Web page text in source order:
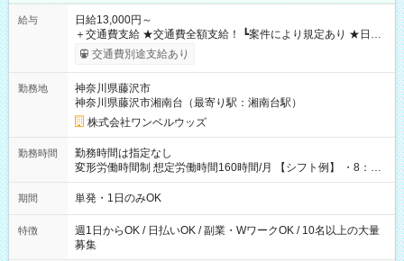
給与
日給13,000円～
＋交通費支給 ★交通費全額支給！ ┗案件により規定あり ★日払
いOK！（規定あり） ┗働いたその日に現金GET♪ お仕事後はコ
ンビニATMから 日払い分を引き落とせます！ 【試用期間】試
交通費別途支給あり
勤務地
神奈川県藤沢市
神奈川県藤沢市湘南台（最寄り駅：湘南台駅）
株式会社ワンベルウッズ
勤務時間
勤務時間は指定なし
変形労働時間制 想定労働時間160時間/月 【シフト例】 ・8：00
～21：00
期間 単発・1日のみOK
特徴
週1日からOK / 日払いOK / 副業・WワークOK / 10名以上の大量
募集